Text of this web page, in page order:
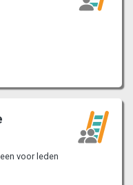
voor leden